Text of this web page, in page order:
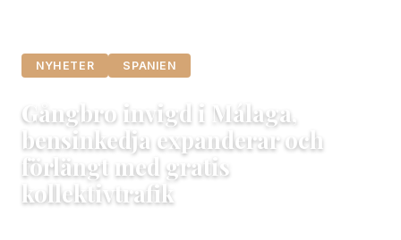
NYHETER SPANIEN
Gångbro invigd i Málaga,
bensinkedja expanderar och
förlängt med gratis
kollektivtrafik